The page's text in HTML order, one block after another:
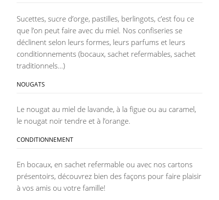
Sucettes, sucre d’orge, pastilles, berlingots, c’est fou ce
que l’on peut faire avec du miel. Nos confiseries se
déclinent selon leurs formes, leurs parfums et leurs
conditionnements (bocaux, sachet refermables, sachet
traditionnels…)
NOUGATS
Le nougat au miel de lavande, à la figue ou au caramel,
le nougat noir tendre et à l’orange.
CONDITIONNEMENT
En bocaux, en sachet refermable ou avec nos cartons
présentoirs, découvrez bien des façons pour faire plaisir
à vos amis ou votre famille!